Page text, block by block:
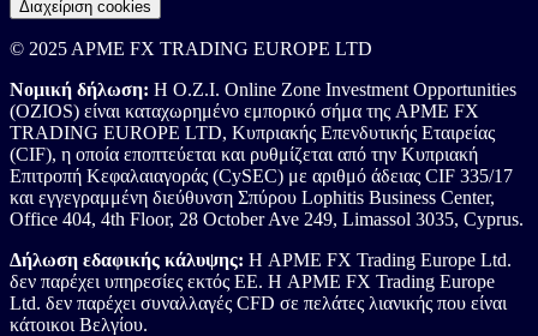
Διαχείριση cookies
© 2025 APME FX TRADING EUROPE LTD
Νομική δήλωση: Η O.Z.I. Online Zone Investment Opportunities
(OZIOS) είναι καταχωρημένο εμπορικό σήμα της APME FX
TRADING EUROPE LTD, Κυπριακής Επενδυτικής Εταιρείας
(CIF), η οποία εποπτεύεται και ρυθμίζεται από την Κυπριακή
Επιτροπή Κεφαλαιαγοράς (CySEC) με αριθμό άδειας CIF 335/17
και εγγεγραμμένη διεύθυνση Σπύρου Lophitis Business Center,
Office 404, 4th Floor, 28 October Ave 249, Limassol 3035, Cyprus.
Δήλωση εδαφικής κάλυψης: Η APME FX Trading Europe Ltd.
δεν παρέχει υπηρεσίες εκτός ΕΕ. Η APME FX Trading Europe
Ltd. δεν παρέχει συναλλαγές CFD σε πελάτες λιανικής που είναι
κάτοικοι Βελγίου.